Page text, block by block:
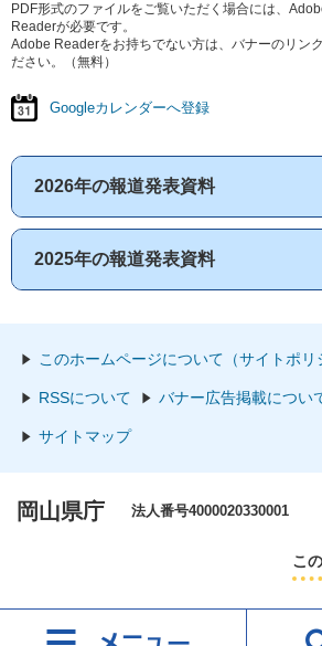
PDF形式のファイルをご覧いただく場合には、
Readerが必要です。
Adobe Readerをお持ちでない方は、バナーのリン
ださい。（無料）
Googleカレンダーへ登録
2026年の報道発表資料
2025年の報道発表資料
このホームページについて（サイトポリ
RSSについて バナー広告掲載につい
サイトマップ
岡山県庁 法人番号4000020330001
こ